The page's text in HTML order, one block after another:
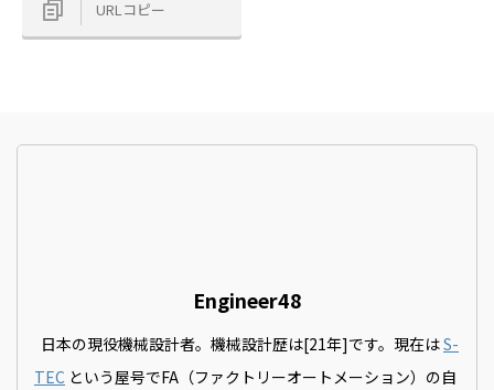
URLコピー
Engineer48
日本の現役機械設計者。機械設計歴は[21年]です。現在はS-
TEC という屋号でFA（ファクトリーオートメーション）の自